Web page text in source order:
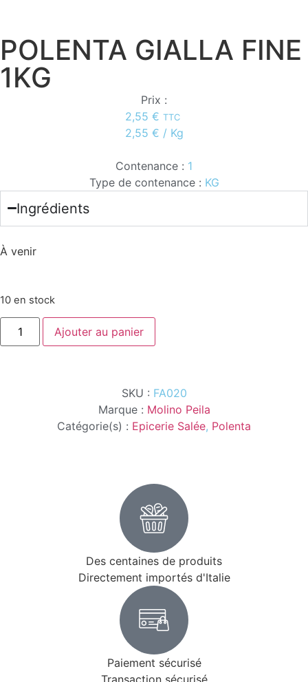
POLENTA GIALLA FINE
1KG
Prix :
2,55 € TTC
2,55 € / Kg
Contenance : 1
Type de contenance : KG
Ingrédients
À venir
10 en stock
Ajouter au panier
SKU : FA020
Marque : Molino Peila
Catégorie(s) : Epicerie Salée, Polenta
Des centaines de produits
Directement importés d'Italie
Paiement sécurisé